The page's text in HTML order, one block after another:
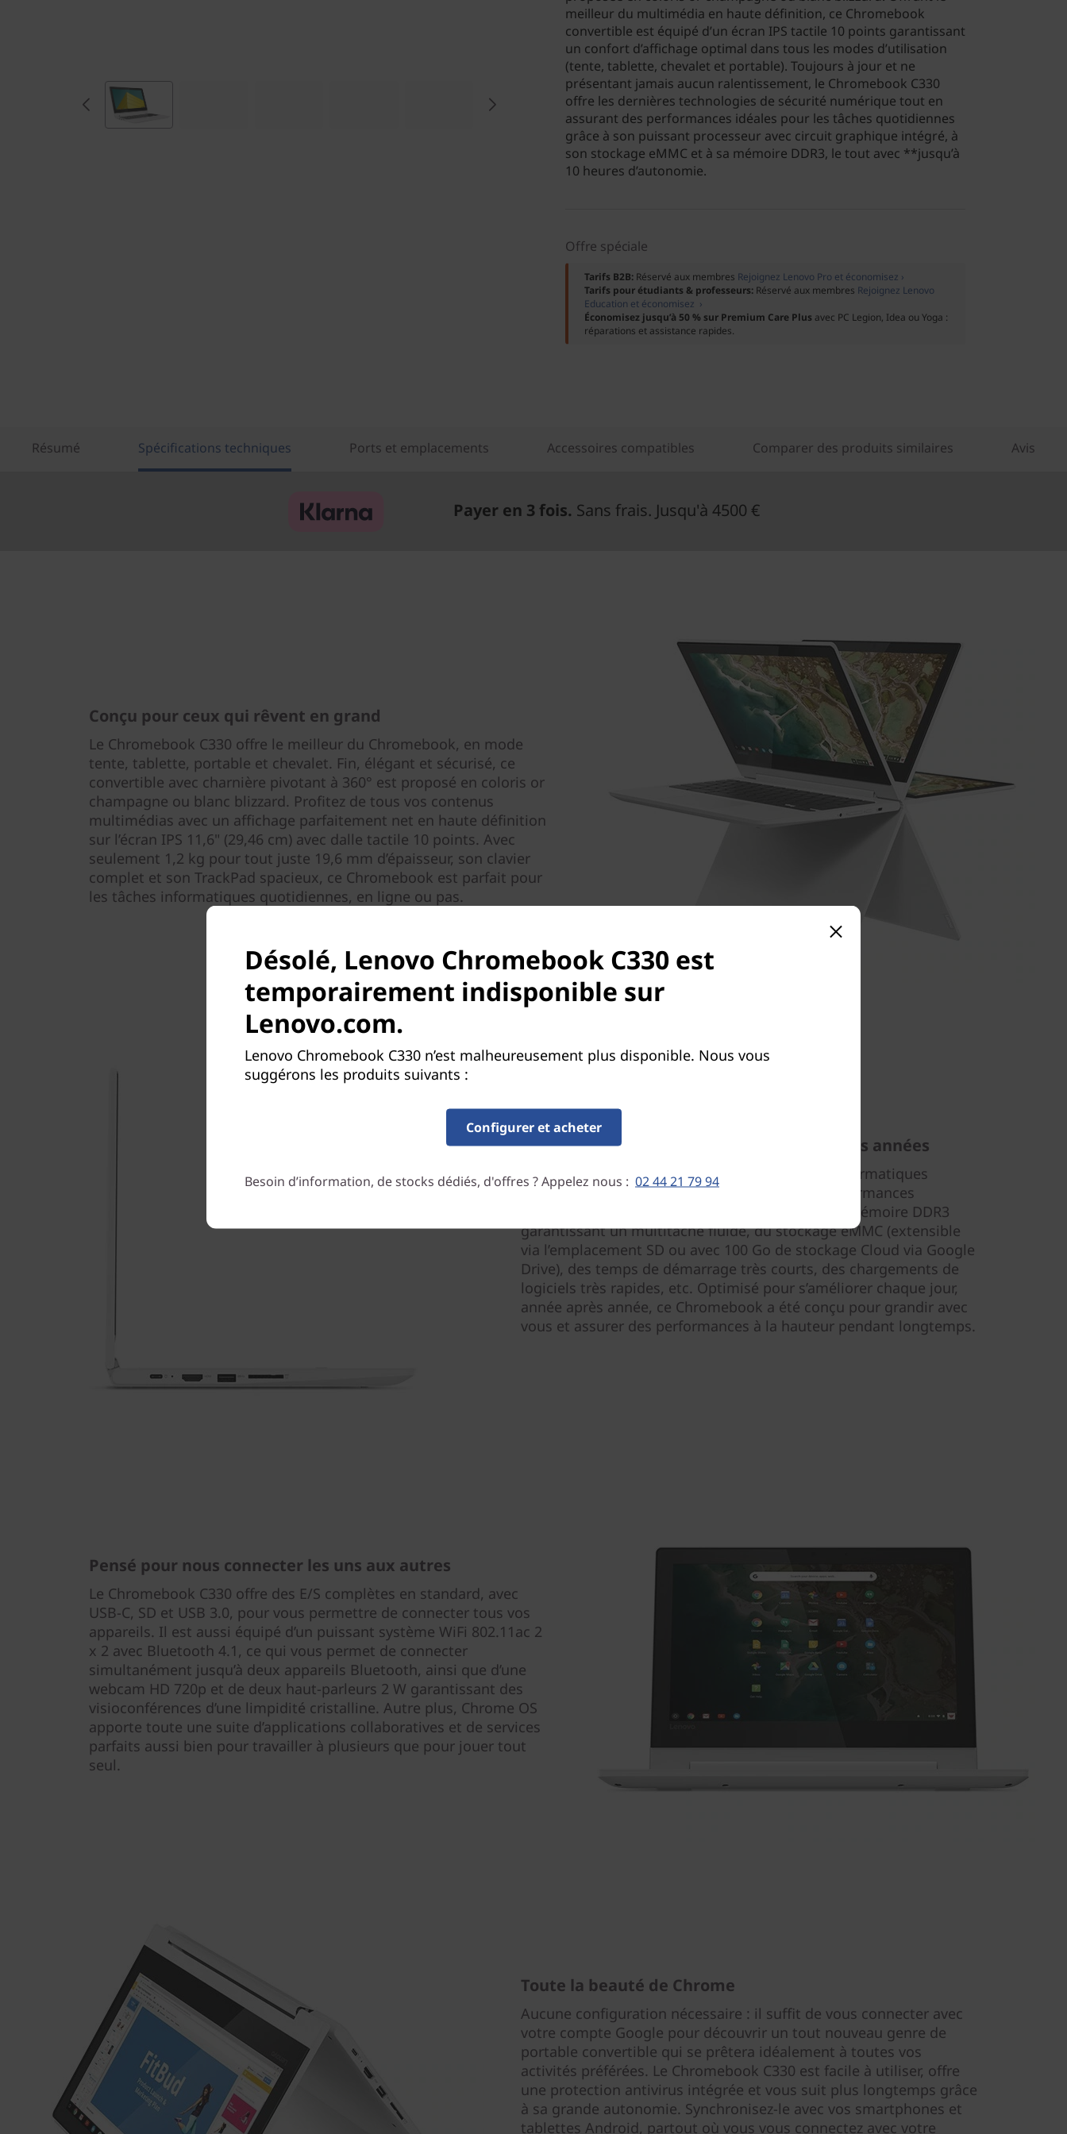
meilleur du multimédia en haute définition, ce Chromebook
convertible est équipé d’un écran IPS tactile 10 points garantissant
un confort d’affichage optimal dans tous les modes d’utilisation
(tente, tablette, chevalet et portable). Toujours à jour et ne
présentant jamais aucun ralentissement, le Chromebook C330
offre les dernières technologies de sécurité numérique tout en
assurant des performances idéales pour les tâches quotidiennes
grâce à son puissant processeur avec circuit graphique intégré, à
son stockage eMMC et à sa mémoire DDR3, le tout avec **jusqu’à
10 heures d’autonomie.
Offre spéciale
Tarifs B2B: Réservé aux membres Rejoignez Lenovo Pro et économisez ›
Tarifs pour étudiants & professeurs: Réservé aux membres Rejoignez Lenovo
Education et économisez ›
Économisez jusqu’à 50 % sur Premium Care Plus avec PC Legion, Idea ou Yoga :
réparations et assistance rapides.
Résumé Spécifications techniques Ports et emplacements Accessoires compatibles Comparer des produits similaires Avis
Payer en 3 fois. Sans frais. Jusqu'à 4500 €
Conçu pour ceux qui rêvent en grand
Le Chromebook C330 offre le meilleur du Chromebook, en mode
tente, tablette, portable et chevalet. Fin, élégant et sécurisé, ce
convertible avec charnière pivotant à 360° est proposé en coloris or
champagne ou blanc blizzard. Profitez de tous vos contenus
multimédias avec un affichage parfaitement net en haute définition
sur l’écran IPS 11,6" (29,46 cm) avec dalle tactile 10 points. Avec
seulement 1,2 kg pour tout juste 19,6 mm d’épaisseur, son clavier
complet et son TrackPad spacieux, ce Chromebook est parfait pour
les tâches informatiques quotidiennes, en ligne ou pas.
Des performances à la hauteur pendant des années
Capable de gérer sans peine tous vos besoins informatiques
quotidiens, le Chromebook C330 assure des performances
optimales. Il offre un processeur puissant, de la mémoire DDR3
garantissant un multitâche fluide, du stockage eMMC (extensible
via l’emplacement SD ou avec 100 Go de stockage Cloud via Google
Drive), des temps de démarrage très courts, des chargements de
logiciels très rapides, etc. Optimisé pour s’améliorer chaque jour,
année après année, ce Chromebook a été conçu pour grandir avec
vous et assurer des performances à la hauteur pendant longtemps.
Pensé pour nous connecter les uns aux autres
Le Chromebook C330 offre des E/S complètes en standard, avec
USB-C, SD et USB 3.0, pour vous permettre de connecter tous vos
appareils. Il est aussi équipé d’un puissant système WiFi 802.11ac 2
x 2 avec Bluetooth 4.1, ce qui vous permet de connecter
simultanément jusqu’à deux appareils Bluetooth, ainsi que d’une
webcam HD 720p et de deux haut-parleurs 2 W garantissant des
visioconférences d’une limpidité cristalline. Autre plus, Chrome OS
apporte toute une suite d’applications collaboratives et de services
parfaits aussi bien pour travailler à plusieurs que pour jouer tout
seul.
Toute la beauté de Chrome
Aucune configuration nécessaire : il suffit de vous connecter avec
votre compte Google pour découvrir un tout nouveau genre de
portable convertible qui se prêtera idéalement à toutes vos
activités préférées. Le Chromebook C330 est facile à utiliser, offre
une protection antivirus intégrée et vous suit plus longtemps grâce
à sa grande autonomie. Synchronisez-le avec vos smartphones et
tablettes Android, partout où vous vous connectez avec votre
Désolé, Lenovo Chromebook C330 est
temporairement indisponible sur
Lenovo.com.
Lenovo Chromebook C330 n’est malheureusement plus disponible. Nous vous
suggérons les produits suivants :
Configurer et acheter
Besoin d’information, de stocks dédiés, d'offres ? Appelez nous : 02 44 21 79 94